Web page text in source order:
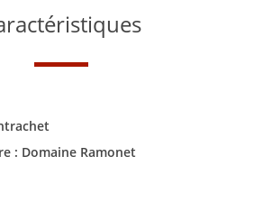
: Domaine Ramonet